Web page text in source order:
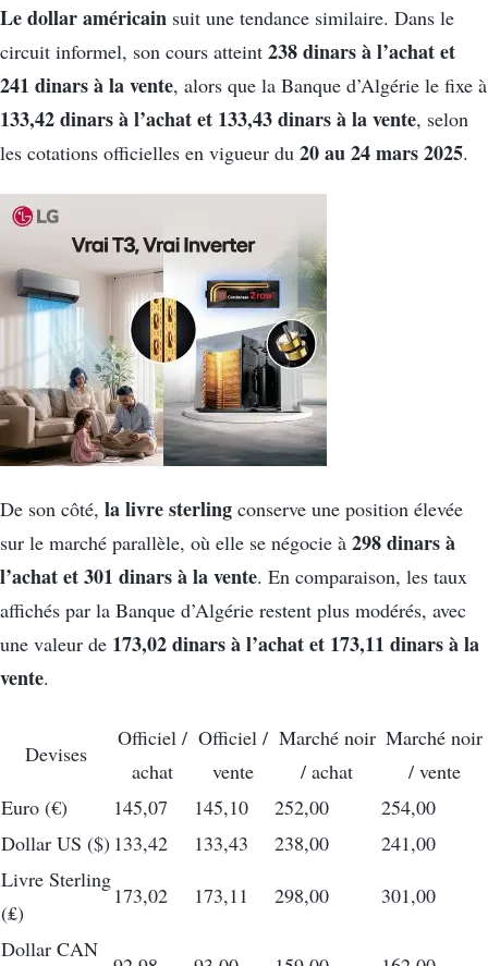
Le dollar américain suit une tendance similaire. Dans le
circuit informel, son cours atteint 238 dinars à l’achat et
241 dinars à la vente, alors que la Banque d’Algérie le fixe à
133,42 dinars à l’achat et 133,43 dinars à la vente, selon
les cotations officielles en vigueur du 20 au 24 mars 2025.
De son côté, la livre sterling conserve une position élevée
sur le marché parallèle, où elle se négocie à 298 dinars à
l’achat et 301 dinars à la vente. En comparaison, les taux
affichés par la Banque d’Algérie restent plus modérés, avec
une valeur de 173,02 dinars à l’achat et 173,11 dinars à la
vente.
Devises
Officiel /
achat
Officiel /
vente
Marché noir
/ achat
Marché noir
/ vente
Euro (€)
145,07 145,10 252,00
254,00
Dollar US ($) 133,42 133,43 238,00
241,00
Livre Sterling
(₤)
173,02 173,11 298,00 301,00
Dollar CAN